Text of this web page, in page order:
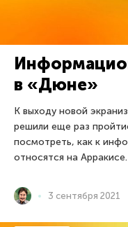
в «Дюне»
К выходу новой
решили еще раз
посмотреть, как к
относятся на Арракисе.
3 сентября 2021